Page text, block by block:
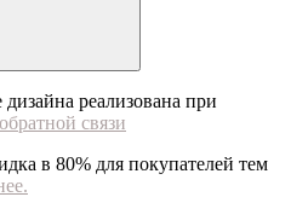
реализована при
связи
в 80% для покупателей тем